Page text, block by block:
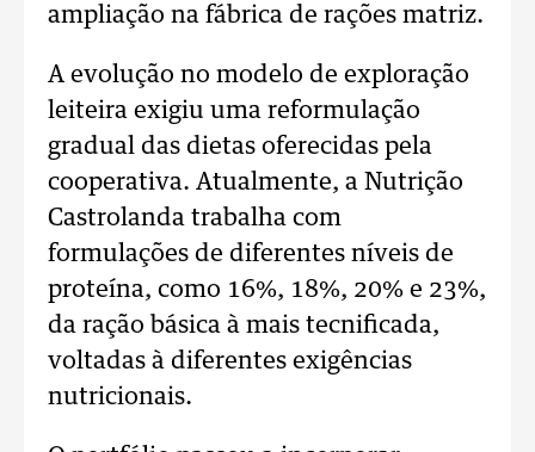
ampliação na fábrica de rações matriz.
A evolução no modelo de exploração
leiteira exigiu uma reformulação
gradual das dietas oferecidas pela
cooperativa. Atualmente, a Nutrição
Castrolanda trabalha com
formulações de diferentes níveis de
proteína, como 16%, 18%, 20% e 23%,
da ração básica à mais tecnificada,
voltadas à diferentes exigências
nutricionais.